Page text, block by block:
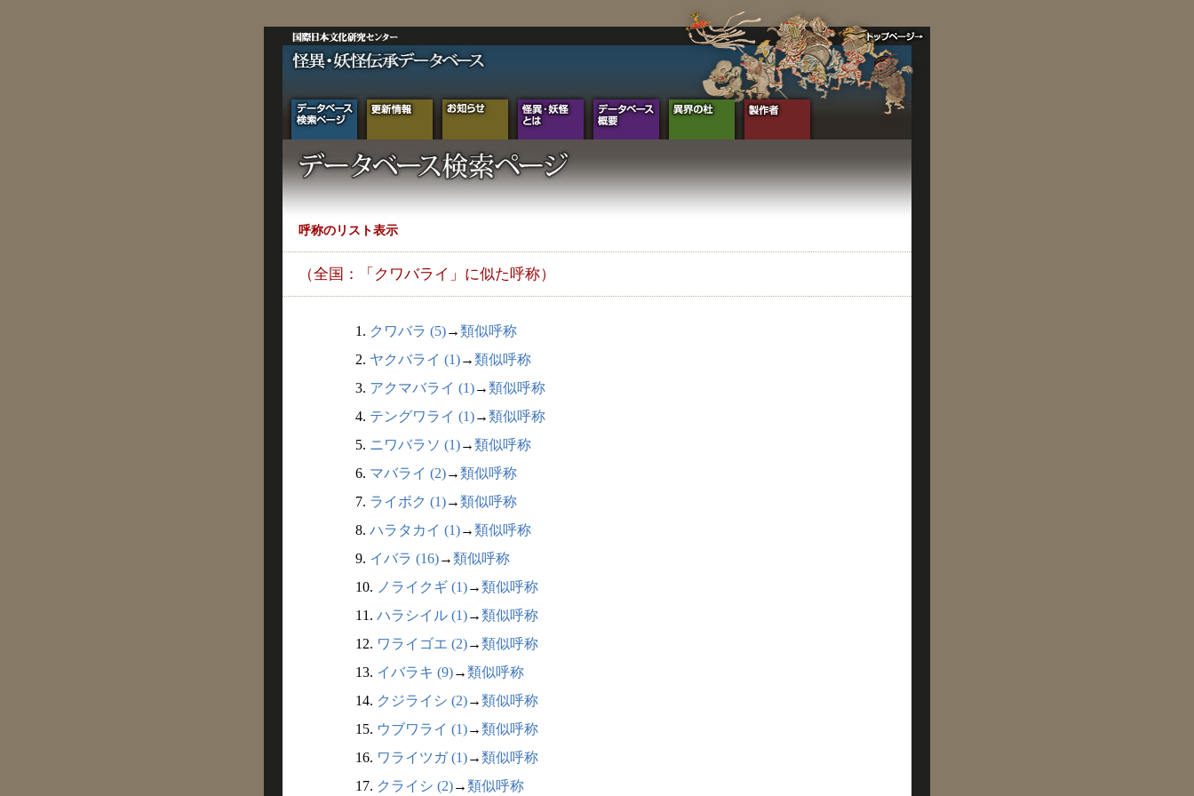
呼称のリスト表示
（全国：「クワバライ」に似た呼称）
1. クワバラ (5)→類似呼称
2. ヤクバライ (1)→類似呼称
3. アクマバライ (1)→類似呼称
4. テングワライ (1)→類似呼称
5. ニワバラソ (1)→類似呼称
6. マバライ (2)→類似呼称
7. ライボク (1)→類似呼称
8. ハラタカイ (1)→類似呼称
9. イバラ (16)→類似呼称
10. ノライクギ (1)→類似呼称
11. ハラシイル (1)→類似呼称
12. ワライゴエ (2)→類似呼称
13. イバラキ (9)→類似呼称
14. クジライシ (2)→類似呼称
15. ウブワライ (1)→類似呼称
16. ワライツガ (1)→類似呼称
17. クライシ (2)→類似呼称